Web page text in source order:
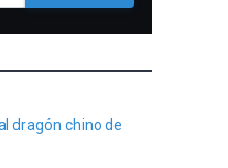
dragón chino de